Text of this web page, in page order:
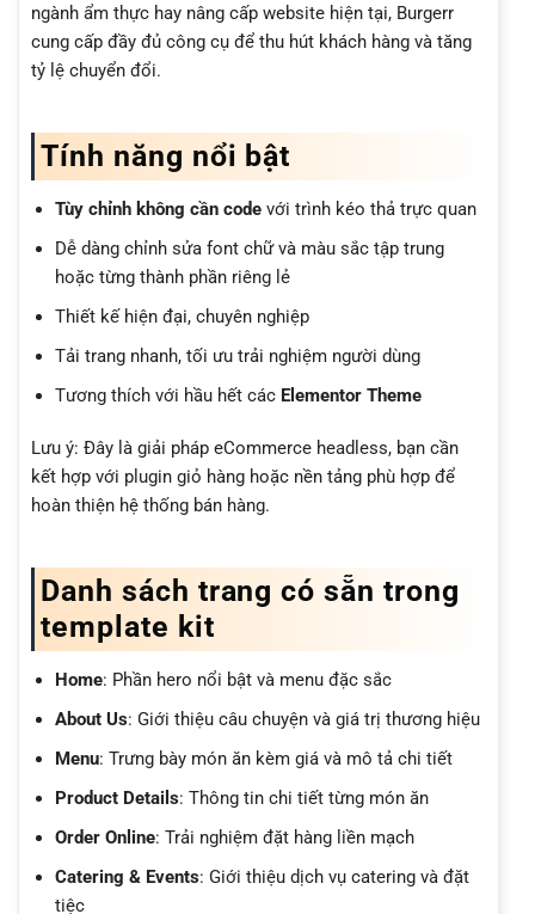
ngành ẩm thực hay nâng cấp website hiện tại, Burgerr
cung cấp đầy đủ công cụ để thu hút khách hàng và tăng
tỷ lệ chuyển đổi.
Tính năng nổi bật
Tùy chỉnh không cần codevới trình kéo thả trực quan
Dễ dàng chỉnh sửa font chữ và màu sắc tập trung
hoặc từng thành phần riêng lẻ
Thiết kế hiện đại, chuyên nghiệp
Tải trang nhanh, tối ưu trải nghiệm người dùng
Tương thích với hầu hết các Elementor Theme
Lưu ý: Đây là giải pháp eCommerce headless, bạn cần
kết hợp với plugin giỏ hàng hoặc nền tảng phù hợp để
hoàn thiện hệ thống bán hàng.
Danh sách trang có sẵn trong
template kit
Home: Phần hero nổi bật và menu đặc sắc
About Us: Giới thiệu câu chuyện và giá trị thương hiệu
Menu: Trưng bày món ăn kèm giá và mô tả chi tiết
Product Details: Thông tin chi tiết từng món ăn
Order Online: Trải nghiệm đặt hàng liền mạch
Catering & Events: Giới thiệu dịch vụ catering và đặt
tiệc